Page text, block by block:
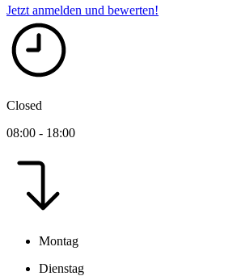
Jetzt anmelden und bewerten!
Closed
08:00 - 18:00
Montag
Dienstag